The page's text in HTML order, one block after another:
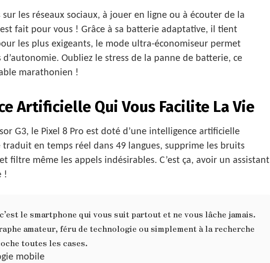
sur les réseaux sociaux, à jouer en ligne ou à écouter de la
est fait pour vous ! Grâce à sa batterie adaptative, il tient
les plus exigeants, le mode ultra-économiseur permet
d’autonomie. Oubliez le stress de la panne de batterie, ce
marathonien !
Artificielle Qui Vous Facilite La Vie
G3, le Pixel 8 Pro est doté d’une intelligence artificielle
en temps réel dans 49 langues, supprime les bruits
filtre même les appels indésirables. C’est ça, avoir un assistant
!
le smartphone qui vous suit partout et ne vous lâche jamais.
amateur, féru de technologie ou simplement à la recherche
toutes les cases.
mobile